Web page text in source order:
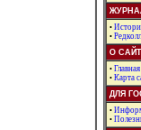
•
•
О
• Главная
• Карта
ДЛЯ
•
•